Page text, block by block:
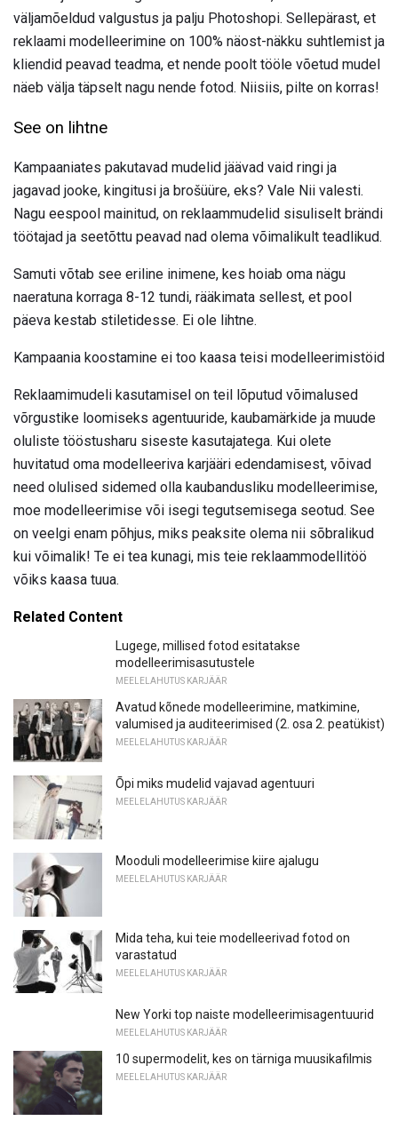
väljamõeldud valgustus ja palju Photoshopi. Sellepärast, et
reklaami modelleerimine on 100% näost-näkku suhtlemist ja
kliendid peavad teadma, et nende poolt tööle võetud mudel
näeb välja täpselt nagu nende fotod. Niisiis, pilte on korras!
See on lihtne
Kampaaniates pakutavad mudelid jäävad vaid ringi ja
jagavad jooke, kingitusi ja brošüüre, eks? Vale Nii valesti.
Nagu eespool mainitud, on reklaammudelid sisuliselt brändi
töötajad ja seetõttu peavad nad olema võimalikult teadlikud.
Samuti võtab see eriline inimene, kes hoiab oma nägu
naeratuna korraga 8-12 tundi, rääkimata sellest, et pool
päeva kestab stiletidesse. Ei ole lihtne.
Kampaania koostamine ei too kaasa teisi modelleerimistöid
Reklaamimudeli kasutamisel on teil lõputud võimalused
võrgustike loomiseks agentuuride, kaubamärkide ja muude
oluliste tööstusharu siseste kasutajatega. Kui olete
huvitatud oma modelleeriva karjääri edendamisest, võivad
need olulised sidemed olla kaubandusliku modelleerimise,
moe modelleerimise või isegi tegutsemisega seotud. See
on veelgi enam põhjus, miks peaksite olema nii sõbralikud
kui võimalik! Te ei tea kunagi, mis teie reklaammodellitöö
võiks kaasa tuua.
Related Content
Lugege, millised fotod esitatakse
modelleerimisasutustele
MEELELAHUTUS KARJÄÄR
Avatud kõnede modelleerimine, matkimine,
valumised ja auditeerimised (2. osa 2. peatükist)
MEELELAHUTUS KARJÄÄR
Õpi miks mudelid vajavad agentuuri
MEELELAHUTUS KARJÄÄR
Mooduli modelleerimise kiire ajalugu
MEELELAHUTUS KARJÄÄR
Mida teha, kui teie modelleerivad fotod on
varastatud
MEELELAHUTUS KARJÄÄR
New Yorki top naiste modelleerimisagentuurid
MEELELAHUTUS KARJÄÄR
10 supermodelit, kes on tärniga muusikafilmis
MEELELAHUTUS KARJÄÄR